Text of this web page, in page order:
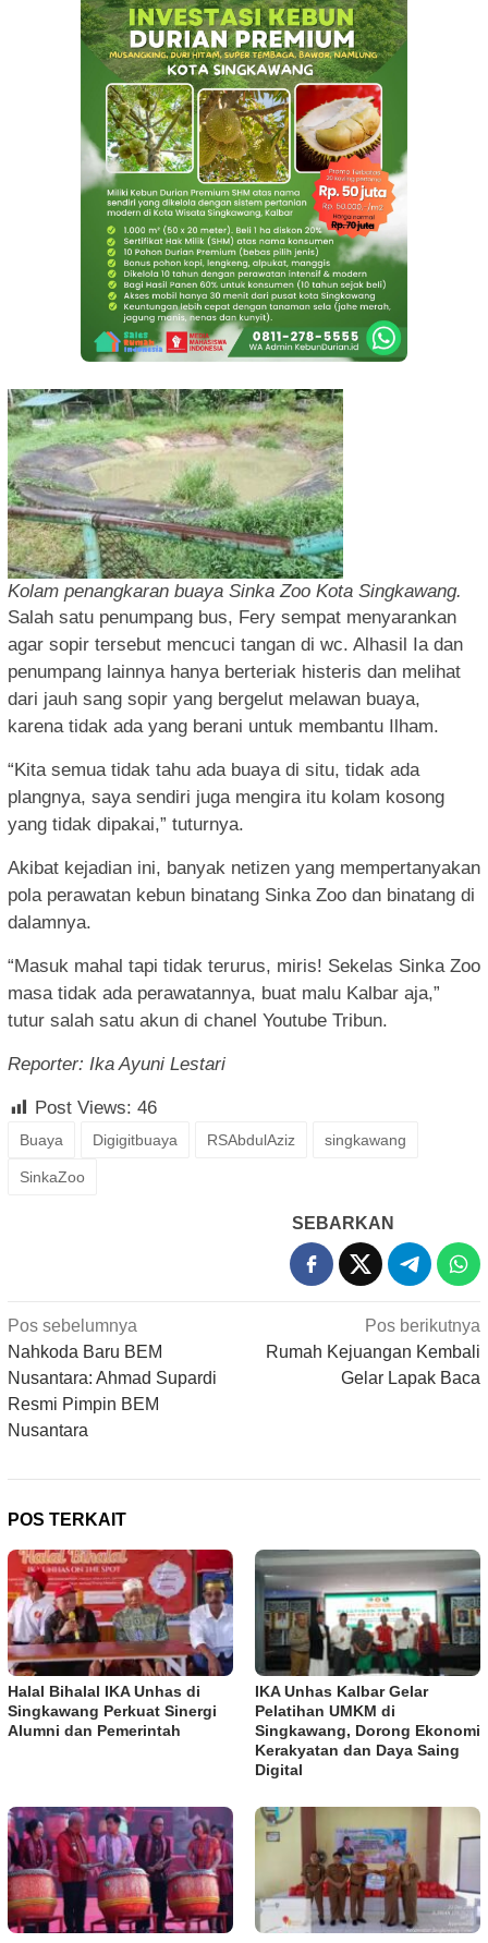
Kolam penangkaran buaya Sinka Zoo Kota Singkawang.
Salah satu penumpang bus, Fery sempat menyarankan
agar sopir tersebut mencuci tangan di wc. Alhasil Ia dan
penumpang lainnya hanya berteriak histeris dan melihat
dari jauh sang sopir yang bergelut melawan buaya,
karena tidak ada yang berani untuk membantu Ilham.
“Kita semua tidak tahu ada buaya di situ, tidak ada
plangnya, saya sendiri juga mengira itu kolam kosong
yang tidak dipakai,” tuturnya.
Akibat kejadian ini, banyak netizen yang mempertanyakan
pola perawatan kebun binatang Sinka Zoo dan binatang di
dalamnya.
“Masuk mahal tapi tidak terurus, miris! Sekelas Sinka Zoo
masa tidak ada perawatannya, buat malu Kalbar aja,”
tutur salah satu akun di chanel Youtube Tribun.
Reporter: Ika Ayuni Lestari
Post Views: 46
Buaya Digigitbuaya RSAbdulAziz singkawang
SinkaZoo
SEBARKAN
Navigasi
pos
Pos sebelumnya
Nahkoda Baru BEM
Nusantara: Ahmad Supardi
Resmi Pimpin BEM
Nusantara
Pos berikutnya
Rumah Kejuangan Kembali
Gelar Lapak Baca
POS TERKAIT
Halal Bihalal IKA Unhas di
Singkawang Perkuat Sinergi
Alumni dan Pemerintah
IKA Unhas Kalbar Gelar
Pelatihan UMKM di
Singkawang, Dorong Ekonomi
Kerakyatan dan Daya Saing
Digital